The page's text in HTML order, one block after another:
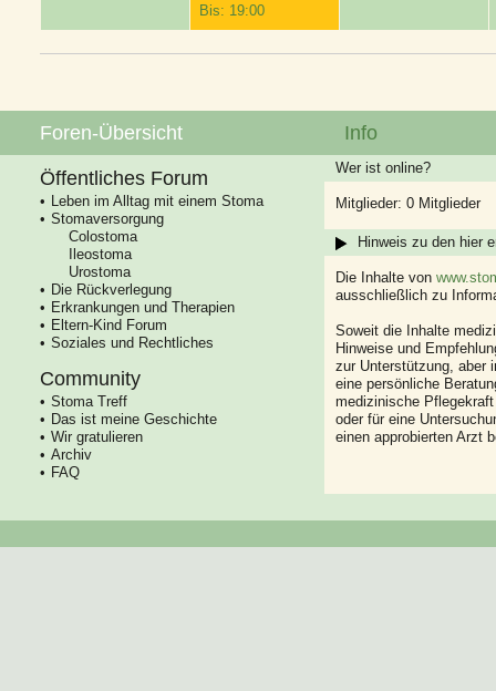
Bis: 19:00
Foren-Übersicht
Öffentliches Forum
Leben im Alltag mit einem Stoma
Stomaversorgung
Colostoma
Ileostoma
Urostoma
Die Rückverlegung
Erkrankungen und Therapien
Eltern-Kind Forum
Soziales und Rechtliches
Community
Stoma Treff
Das ist meine Geschichte
Wir gratulieren
Archiv
FAQ
Info
Wer ist online?
Mitglieder: 0 Mitglieder
Hinweis zu den hier
Die Inhalte von
ausschließlich zu
Soweit die Inhalte
Hinweise und
zur Unterstützung, aber
eine persönliche
medizinische
oder für eine
einen approbierten Arzt